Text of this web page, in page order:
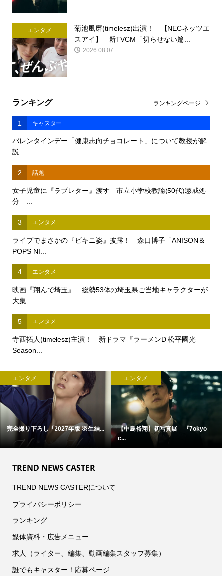
エンタメ
菊池風磨(timelesz)出演！ 【NECネッツエ
スアイ】 新TVCM「切らせない篇...
2026.08.07
ランキング
1 キャスター
バレンタインデー「健康志向チョコレート」について教授が解
説
2 話題
女子児童に『ラブレター』渡す 市立小学校教諭(50代)懲戒処
分 ...
3 エンタメ
ライブでまさかの『ビキニ姿』披露！ 森口博子「ANISON＆
POPS NI...
4 エンタメ
映画『翔んで埼玉』 総勢53体の埼玉県ご当地キャラクターが
大集...
5 エンタメ
寺西拓人(timelesz)主演！ 新ドラマ『ラーメンD 松平國光
Season...
ランキングページ
エンタメ
完全撮り下ろし「2027年版 羽生結...
エンタメ
【中島裕翔】初写真展 『7okyo
c...
TREND NEWS CASTER
TREND NEWS CASTERについて
プライバシーポリシー
ランキング
媒体資料・広告メニュー
求人（ライター、編集、動画編集スタッフ募集）
誰でもキャスター！応募ページ